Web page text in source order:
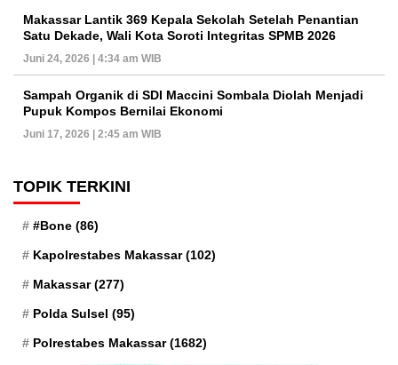
Makassar Lantik 369 Kepala Sekolah Setelah Penantian
Satu Dekade, Wali Kota Soroti Integritas SPMB 2026
Juni 24, 2026 | 4:34 am WIB
Sampah Organik di SDI Maccini Sombala Diolah Menjadi
Pupuk Kompos Bernilai Ekonomi
Juni 17, 2026 | 2:45 am WIB
TOPIK TERKINI
#Bone (86)
Kapolrestabes Makassar(102)
Makassar(277)
Polda Sulsel (95)
Polrestabes Makassar(1682)